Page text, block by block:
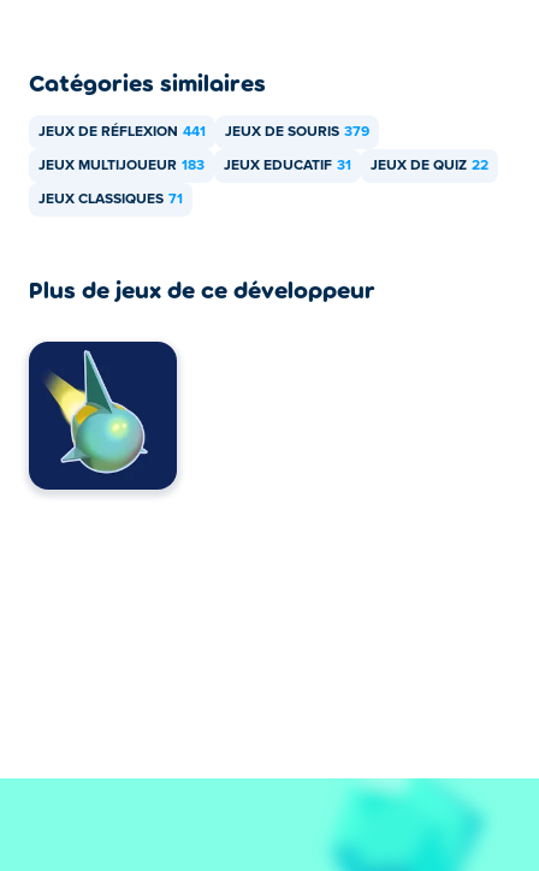
gratuitement ?
Vous pouvez jouer à Trivia Crack gratuitement sur Poki.
mobiles et sur ordinateur ?
appareils mobiles comme les téléphones et les tablettes.
Catégories similaires
JEUX DE RÉFLEXION 441 JEUX DE SOURIS 379
JEUX MULTIJOUEUR 183 JEUX EDUCATIF 31 JEUX DE QUIZ 22
JEUX CLASSIQUES 71
Plus de jeux de ce développeur